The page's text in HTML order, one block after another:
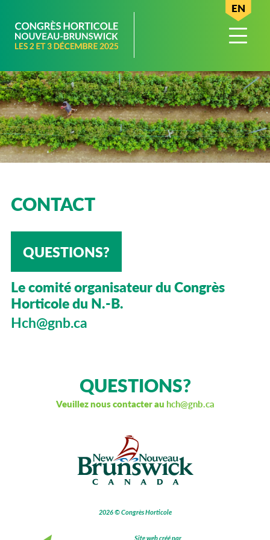
EN
CONTACT
QUESTIONS?
Le comité organisateur du Congrès
Horticole du N.-B.
Hch@gnb.ca
QUESTIONS?
Veuillez nous contacter au hch@gnb.ca
2026 ©Congrès Horticole
Site web créé par